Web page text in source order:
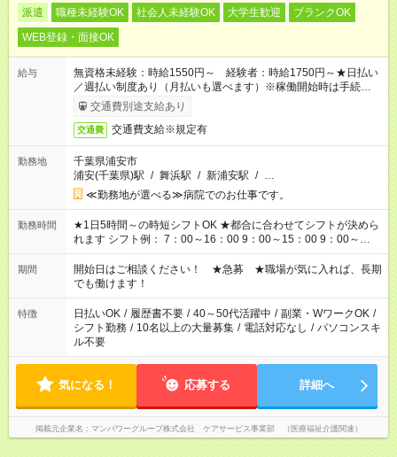
派遣 職種未経験OK 社会人未経験OK 大学生歓迎
ブランクOK
WEB登録・面接OK
給与
無資格未経験：時給1550円～ 経験者：時給1750円～★日払い
／週払い制度あり（月払いも選べます）※稼働開始時は手続き完
了次第のお支払いとなります。
交通費別途支給あり
交通費 交通費支給※規定有
勤務地
千葉県浦安市
浦安(千葉県)駅 / 舞浜駅 / 新浦安駅 / …
≪勤務地が選べる≫病院でのお仕事です。
勤務時間
★1日5時間～の時短シフトOK ★都合に合わせてシフトが決めら
れます シフト例： 7：00～16：00 9：00～15：00 9：00～
18：00 11：00～20：00 など ※Wワークの場合、他のお仕事と
合わせ週40時間超の就業はご案内できません ※法令に基づき、
週20時間以上勤務は社会保険への加入対象となります ※労働者
派遣法（日雇い派遣の原則禁止）により、短時間・短期間の就
業はご案内が難しい場合があります
期間
開始日はご相談ください！ ★急募 ★職場が気に入れば、長期
でも働けます！
特徴 日払いOK / 履歴書不要 / 40～50代活躍中 / 副業・WワークOK /
シフト勤務 / 10名以上の大量募集 / 電話対応なし / パソコンスキ
ル不要
気になる！ 応募する 詳細へ
掲載元企業名 マンパワーグループ株式会社 ケアサービス事業部 （医療福祉介護関連）